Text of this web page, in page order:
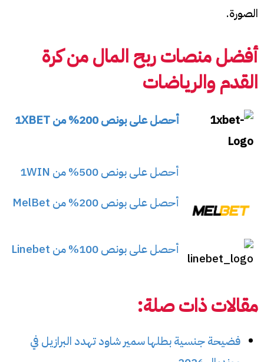
الصورة.
أفضل منصات ربح المال من كرة
القدم والرياضات
أحصل على بونص 200% من 1XBET
أحصل على بونص 500% من 1WIN
أحصل على بونص 200% من MelBet
أحصل على بونص 100% من Linebet
مقالات ذات صلة:
فضيحة جنسية بطلها سمير شاود تهدد البرازيل في